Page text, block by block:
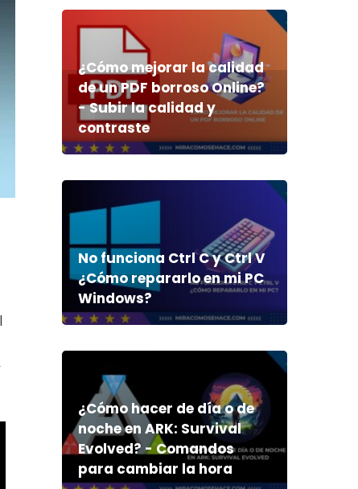
¿Cómo mejorar la calidad
de un PDF borroso Online?
- Subir la calidad y
contraste
No funciona Ctrl C y Ctrl V
¿Cómo repararlo en mi PC
Windows?
¿Cómo hacer de día o de
noche en ARK: Survival
Evolved? - Comandos
para cambiar la hora